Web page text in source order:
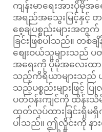
ကျန်းမာရေးအားပိုမိုအရ
အရည်အသွေးမြင့်နှင့်
စေ့ချ်ပစ္စည်းများ
ခြင်းဖြစ်ပါသည်။ တ
စျေးဝယ်သူများသည်
အရေးကို ပိုမိုအလေးထ
သည့်ကိရိယာများသည်
သည့်ပစ္စည်းများဖြင့်
ပတ်ဝန်းကျင်ကို ထိန်းသိမ်
ထုတ်လုပ်ထားခြင်းရှိမရှိ
ပါသည်။ ဤလှိုင်းကို နာ